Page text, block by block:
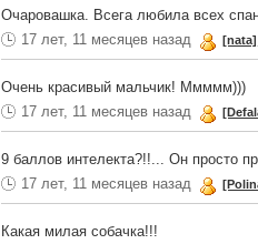
Очаровашка. Всега любила всех
17 лет, 11 месяцев назад
[nata]
Очень красивый мальчик! Ммммм)))
17 лет, 11 месяцев назад
9 баллов интелекта?!!... Он просто
17 лет, 11 месяцев назад
Какая милая собачка!!!